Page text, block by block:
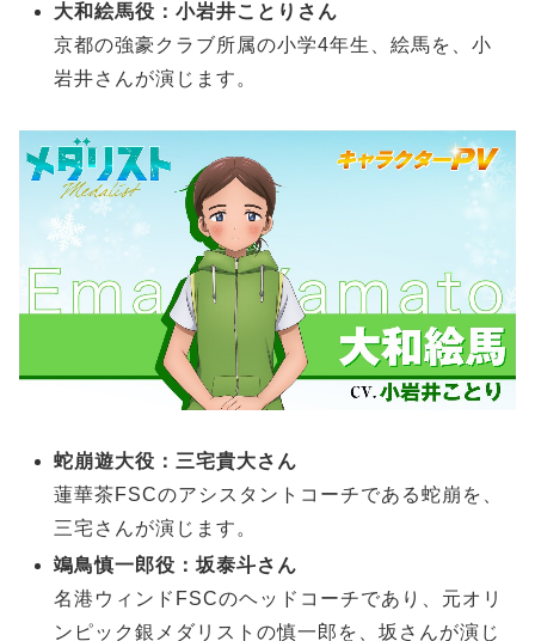
大和絵馬役：小岩井ことりさん
京都の強豪クラブ所属の小学4年生、絵馬を、小
岩井さんが演じます。
蛇崩遊大役：三宅貴大さん
蓮華茶FSCのアシスタントコーチである蛇崩を、
三宅さんが演じます。
鴗鳥慎一郎役：坂泰斗さん
名港ウィンドFSCのヘッドコーチであり、元オリ
ンピック銀メダリストの慎一郎を、坂さんが演じ